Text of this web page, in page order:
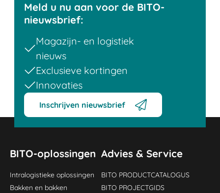
Meld u nu aan voor de BITO-
nieuwsbrief:
Magazijn- en logistiek
nieuws
Exclusieve kortingen
Innovaties
Inschrijven nieuwsbrief
BITO-oplossingen
Intralogistieke oplossingen
Bakken en bakken
Advies & Service
BITO PRODUCTCATALOGUS
BITO PROJECTGIDS